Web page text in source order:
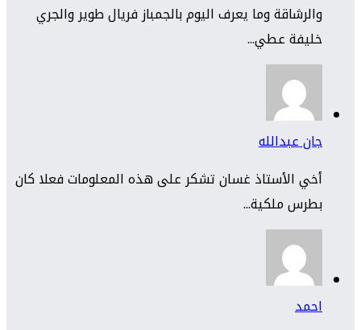
والرشاقة وما يعرف اليوم بالجمباز فريال طوير والجري
خليفة عطي...
جان عبدالله
أخي الأستاذ غسان تشكر على هذه المعلومات فعلا كان
بطرس ملكية...
احمد